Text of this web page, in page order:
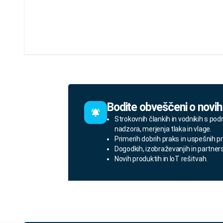
Bodite obveščeni o
Strokovnih člankih in vodnikih s
nadzora, merjenja tlaka in vlage.
Primerih dobrih praks in uspešnih
Dogodkih, izobraževanjih in
Novih produktih in IoT rešitvah.